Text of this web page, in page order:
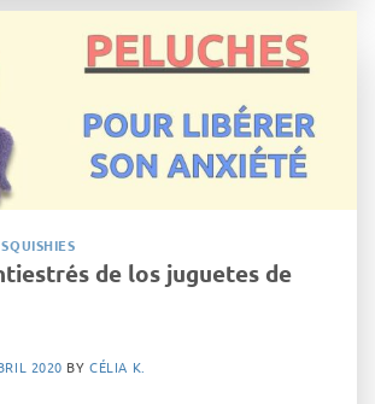
de los juguetes de
2020 BYCÉLIA K.